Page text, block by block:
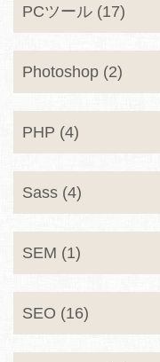
PCツール (17)
Photoshop (2)
PHP (4)
Sass (4)
SEM (1)
SEO (16)